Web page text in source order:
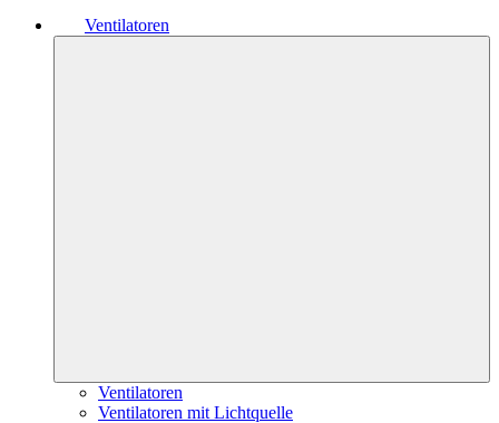
Ventilatoren
Ventilatoren
Ventilatoren mit Lichtquelle